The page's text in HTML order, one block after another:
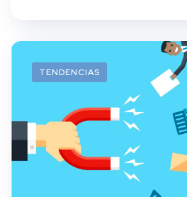
TENDENCIAS